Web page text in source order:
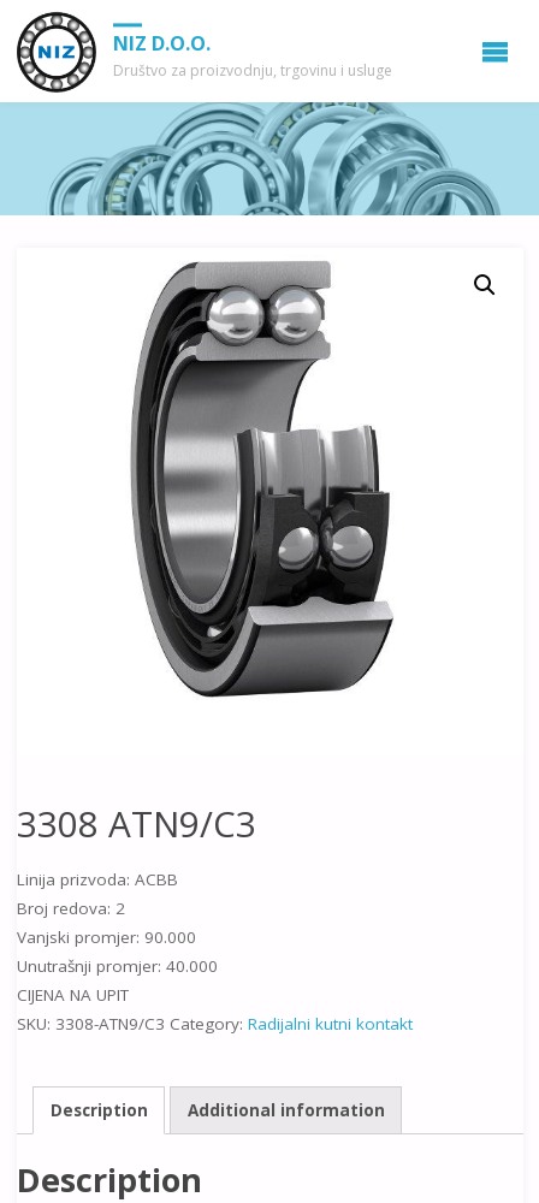
NIZ D.O.O.
Društvo za proizvodnju, trgovinu i usluge
3308 ATN9/C3
Linija prizvoda: ACBB
Broj redova: 2
Vanjski promjer: 90.000
Unutrašnji promjer: 40.000
CIJENA NA UPIT
SKU: 3308-ATN9/C3 Category: Radijalni kutni kontakt
Description Additional information
Description